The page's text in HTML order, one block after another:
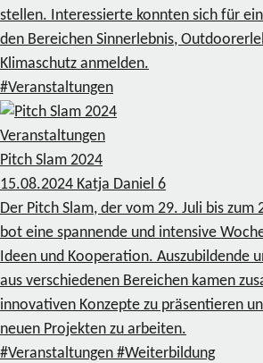
stellen. Interessierte konnten sich für
den Bereichen Sinnerlebnis,
Klimaschutz anmelden.
#Veranstaltungen
Veranstaltungen
Pitch Slam 2024
15.08.2024 Katja Daniel 6
Der Pitch Slam, der vom 29. Juli bis zum
bot eine spannende und intensive
Ideen und Kooperation. Auszubildende
aus verschiedenen Bereichen kamen
innovativen Konzepte zu präsentieren
neuen Projekten zu arbeiten.
#Veranstaltungen #Weiterbildung